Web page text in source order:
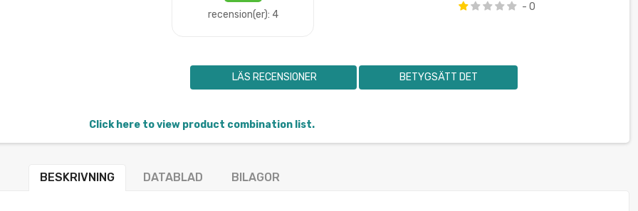
recension(er): 4
- 0
LÄS RECENSIONER BETYGSÄTT DET
Click here to view product combination list.
BESKRIVNING DATABLAD BILAGOR